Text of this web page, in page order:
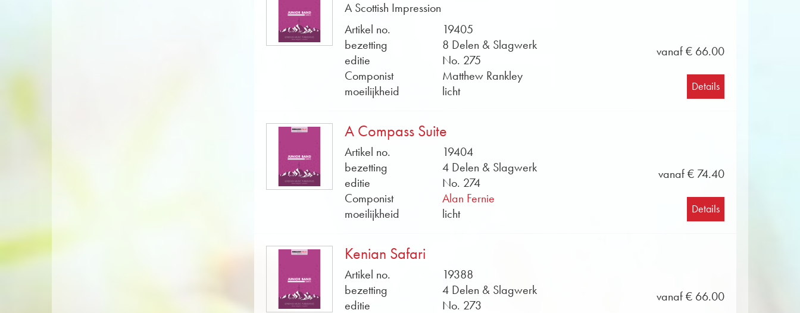
A Scottish Impression
Artikel no.
19405
bezetting
8 Delen & Slagwerk
editie
No. 275
Componist
Matthew Rankley
moeilijkheid
licht
vanaf € 66.00
Details
A Compass Suite
Artikel no.
19404
bezetting
4 Delen & Slagwerk
editie
No. 274
Componist
Alan Fernie
moeilijkheid
licht
vanaf € 74.40
Details
Kenian Safari
Artikel no.
19388
bezetting
4 Delen & Slagwerk
editie
No. 273
vanaf € 66.00